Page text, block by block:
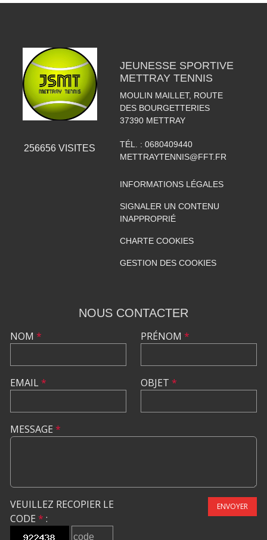
256656 VISITES
JEUNESSE SPORTIVE
METTRAY TENNIS
MOULIN MAILLET, ROUTE
DES BOURGETTERIES
37390 METTRAY
TÉL. : 0680409440
METTRAYTENNIS@FFT.FR
INFORMATIONS LÉGALES
SIGNALER UN CONTENU
INAPPROPRIÉ
CHARTE COOKIES
GESTION DES COOKIES
NOUS CONTACTER
NOM *
EMAIL*
PRÉNOM *
OBJET *
MESSAGE *
VEUILLEZ RECOPIER LE
CODE * :
ENVOYER